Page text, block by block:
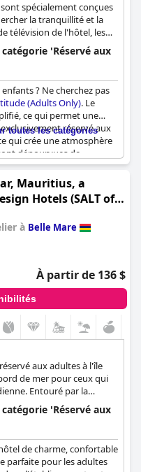
spécialement conçues
la tranquillité et la
télévision de l'hôtel, les
de la nature, à
moments de qualité avec
'Réservé aux
? Ne cherchez pas
(Adults Only). Le
ce qui permet une
réservé aux
qui crée une atmosphère
dépourvues de
à se déconnecter et à se
les couples de plus de
Les anciens clients
respectueux et
et de s'amuser.
Only)est un
toutes les catégories
Mauritius, a
Hotels (SALT of
a Member of
à Belle Mare
À partir de 136 $
aux adultes à l'île
de mer pour ceux qui
Entouré par la
des chambres
size fait à la main, conçu
pour un repos
de design, de
locales, SALT of
la riche culture de l'île
'Réservé aux
de charme, confortable
parfaite pour les adultes